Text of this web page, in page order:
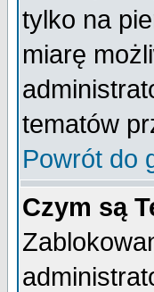
tylko na
miarę
tematów
Powrót do
Czym są